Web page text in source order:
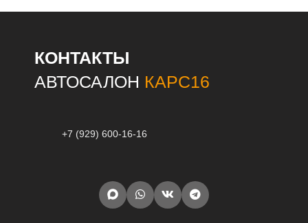
КОНТАКТЫ
АВТОСАЛОН КАРС16
+7 (929) 600-16-16